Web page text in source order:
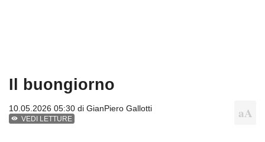
Il buongiorno
10.05.2026 05:30 di GianPiero Gallotti
VEDI LETTURE